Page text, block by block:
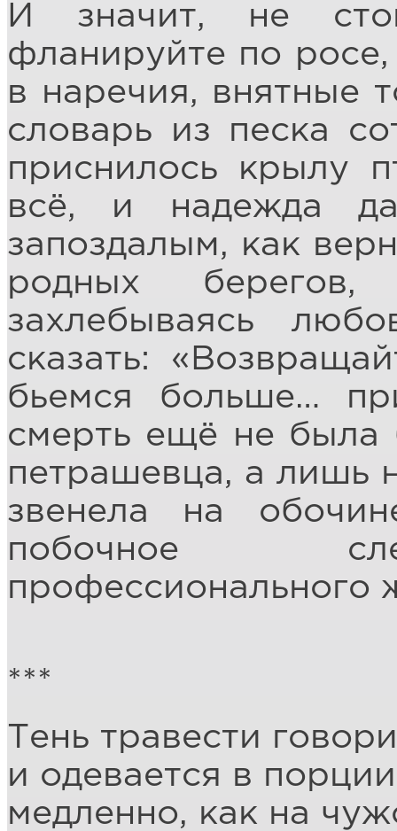
И значит, не
фланируйте по росе,
в наречия, внятные
словарь из песка
приснилось крылу
всё, и надежда
запоздалым, как
родных
захлебываясь
сказать:
бьемся больше…
смерть ещё не
петрашевца, а лишь
звенела на
побочное
профессионального
***
Тень травести
и одевается в
медленно, как на